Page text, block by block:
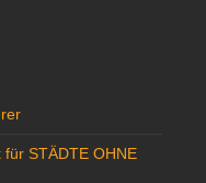
STÄDTE OHNE